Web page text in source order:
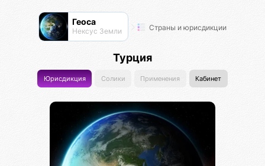
Геоса
Нексус Земли Страны и юрисдикции
Турция
Юрисдикция Солики Применения Кабинет